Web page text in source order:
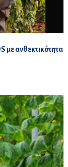
με ανθεκτικότητα